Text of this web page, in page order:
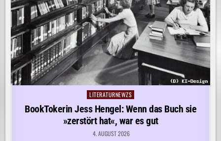
Posted
LITERATURNEWZS
BookTokerin Jess Hengel: Wenn das Buch sie
»zerstört hat«, war es gut
4. AUGUST 2026